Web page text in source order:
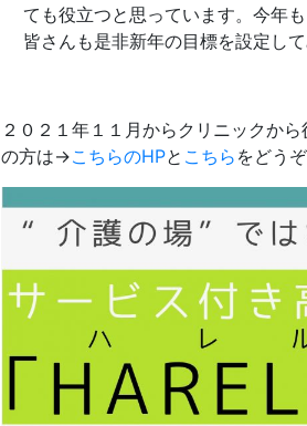
ても役立つと思っています。今年
皆さんも是非新年の目標を設定し
２０２１年１１月からクリニックか
の方は→こちらのHPと こちら をどうぞ